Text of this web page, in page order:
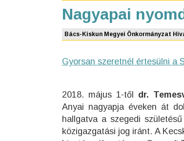
Nagyapai
Bács-Kiskun Megyei Önkormányzat
Gyorsan szeretnél értesülni a
2018. május 1-től dr.
Anyai nagyapja éveken át
hallgatva a szegedi
közigazgatási jog iránt. A